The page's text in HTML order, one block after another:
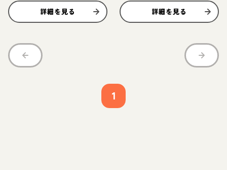
詳細を見る 詳細を見る
1